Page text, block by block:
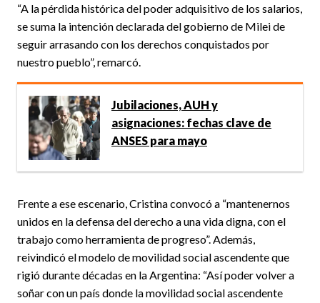
“A la pérdida histórica del poder adquisitivo de los salarios,
se suma la intención declarada del gobierno de Milei de
seguir arrasando con los derechos conquistados por
nuestro pueblo”, remarcó.
Jubilaciones, AUH y
asignaciones: fechas clave de
ANSES para mayo
Frente a ese escenario, Cristina convocó a “mantenernos
unidos en la defensa del derecho a una vida digna, con el
trabajo como herramienta de progreso”. Además,
reivindicó el modelo de movilidad social ascendente que
rigió durante décadas en la Argentina: “Así poder volver a
soñar con un país donde la movilidad social ascendente